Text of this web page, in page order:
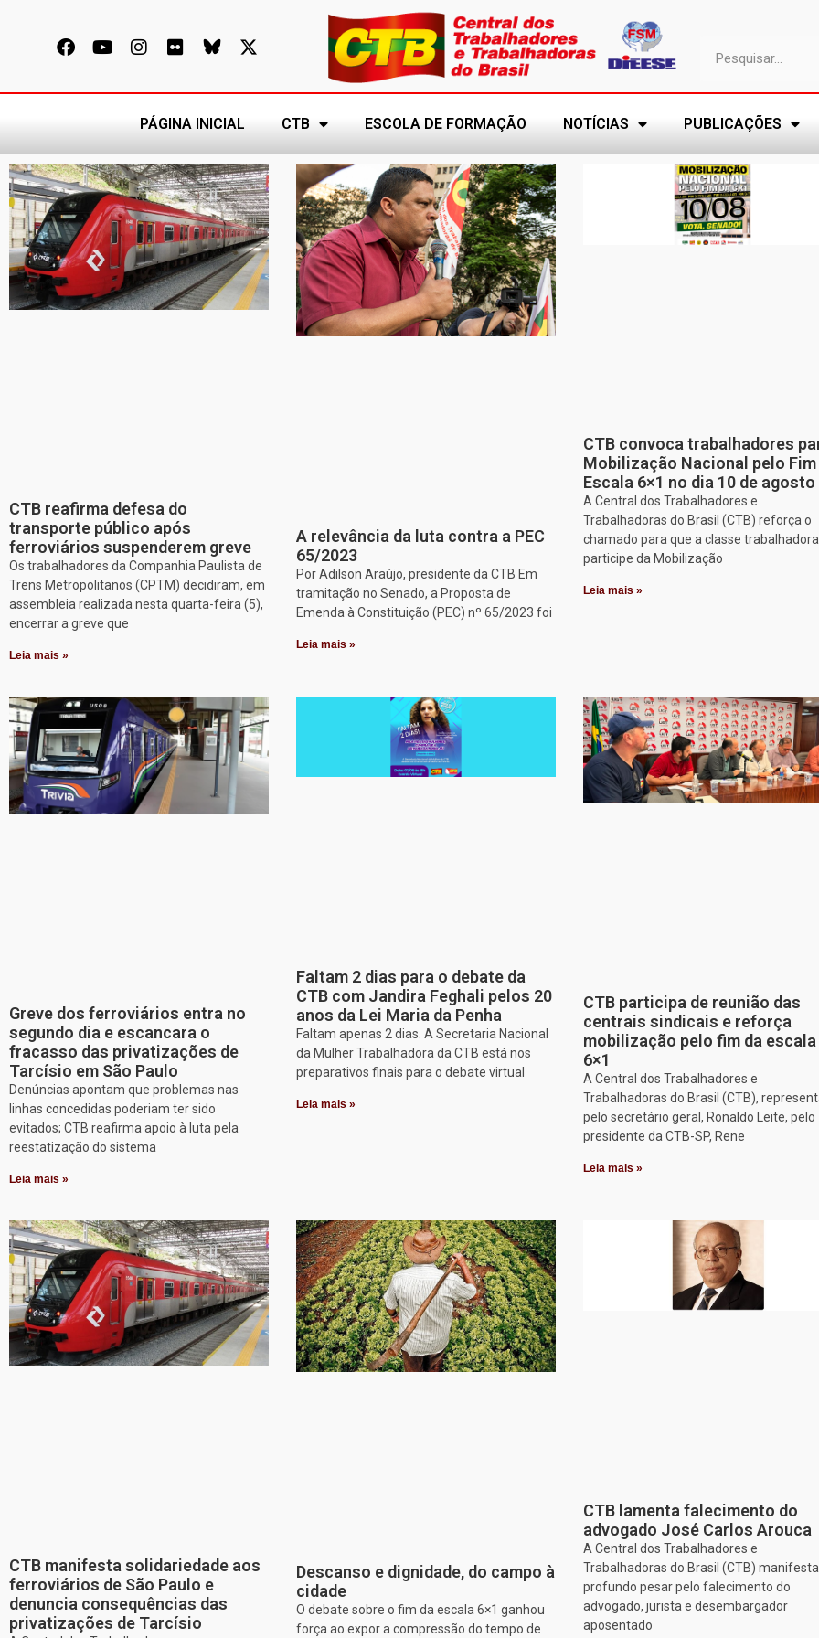
PÁGINA INICIAL CTB ESCOLA DE FORMAÇÃO NOTÍCIAS PUBLICAÇÕES
CTB reafirma defesa do
transporte público após
ferroviários suspenderem greve
Os trabalhadores da Companhia Paulista de
Trens Metropolitanos (CPTM) decidiram, em
assembleia realizada nesta quarta-feira (5),
encerrar a greve que
Leia mais »
A relevância da luta contra a PEC
65/2023
Por Adilson Araújo, presidente da CTB Em
tramitação no Senado, a Proposta de
Emenda à Constituição (PEC) nº 65/2023 foi
Leia mais »
CTB convoca trabalhadores
Mobilização Nacional pelo Fim
Escala 6×1 no dia 10 de agosto
A Central dos Trabalhadores e
Trabalhadoras do Brasil (CTB) reforça o
chamado para que a classe trabalhadora
participe da Mobilização
Leia mais »
Greve dos ferroviários entra no
segundo dia e escancara o
fracasso das privatizações de
Tarcísio em São Paulo
Denúncias apontam que problemas nas
linhas concedidas poderiam ter sido
evitados; CTB reafirma apoio à luta pela
reestatização do sistema
Leia mais »
Faltam 2 dias para o debate da
CTB com Jandira Feghali pelos 20
anos da Lei Maria da Penha
Faltam apenas 2 dias. A Secretaria Nacional
da Mulher Trabalhadora da CTB está nos
preparativos finais para o debate virtual
Leia mais »
CTB participa de reunião das
centrais sindicais e reforça
mobilização pelo fim da escala
6×1
A Central dos Trabalhadores e
Trabalhadoras do Brasil (CTB),
pelo secretário geral, Ronaldo Leite, pelo
presidente da CTB-SP, Rene
Leia mais »
CTB manifesta solidariedade aos
ferroviários de São Paulo e
denuncia consequências das
privatizações de Tarcísio
Descanso e dignidade, do campo à
cidade
O debate sobre o fim da escala 6×1 ganhou
força ao expor a compressão do tempo de
CTB lamenta falecimento do
advogado José Carlos Arouca
A Central dos Trabalhadores e
Trabalhadoras do Brasil (CTB) manifesta
profundo pesar pelo falecimento do
advogado, jurista e desembargador
aposentado